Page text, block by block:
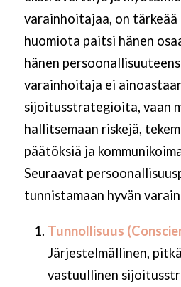
varainhoitajaa, on
huomiota paitsi hänen
hänen
varainhoitaja ei
sijoitusstrategioita, vaan
hallitsemaan riskejä,
päätöksiä ja
Seuraavat
tunnistamaan hyvän
Tunnollisuus
Järjestelmällinen,
vastuullinen